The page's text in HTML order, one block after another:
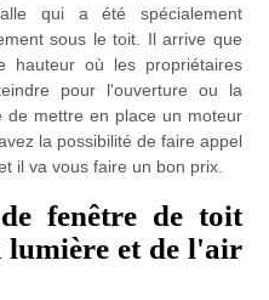
qui a été spécialement
sous le toit. Il arrive que
hauteur où les propriétaires
pour l'ouverture ou la
de mettre en place un moteur
la possibilité de faire appel
il va vous faire un bon prix.
fenêtre de toit
et de l'air